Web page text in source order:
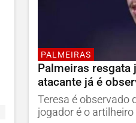
PALMEIRAS
Palmeiras resgata
atacante já é
Teresa é observado
jogador é o